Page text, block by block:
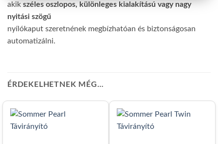
akik széles oszlopos, különleges kialakítású vagy nagy
nyitási szögű
nyílókaput szeretnének megbízhatóan és biztonságosan
automatizálni.
ÉRDEKELHETNEK MÉG…